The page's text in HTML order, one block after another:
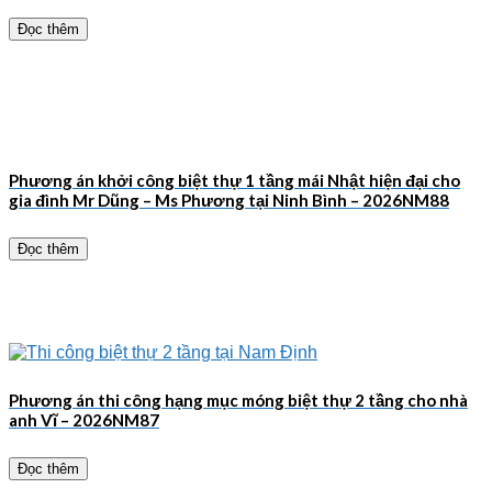
Đọc thêm
Phương án khởi công biệt thự 1 tầng mái Nhật hiện đại cho
gia đình Mr Dũng – Ms Phương tại Ninh Bình – 2026NM88
Đọc thêm
Phương án thi công hạng mục móng biệt thự 2 tầng cho nhà
anh Vĩ – 2026NM87
Đọc thêm